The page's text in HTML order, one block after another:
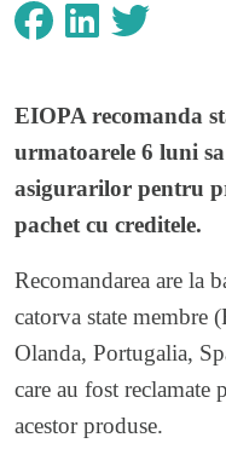
EIOPA recomanda
urmatoarele 6 luni sa
asigurarilor pentru
pachet cu creditele.
Recomandarea are la
catorva state membre
Olanda, Portugalia,
care au fost reclamate
acestor produse.